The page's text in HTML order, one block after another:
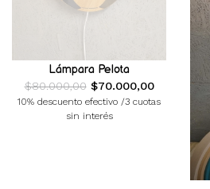
Lámpara Pelota
$80.000,00$70.000,00
10% descuento efectivo /3 cuotas
sin interés